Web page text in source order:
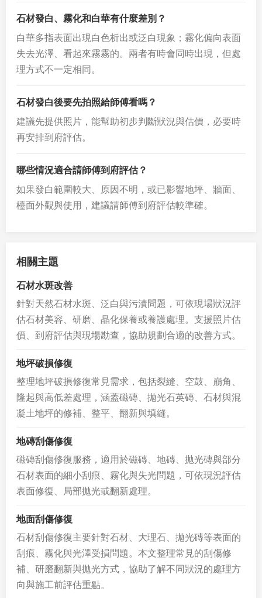
石材發白、霧化和白華有什麼差別？
白華多指表面出現白色析出或泛白現象；霧化偏向表面
失去光澤、看起來霧霧的。兩者有時會同時出現，但處
理方式不一定相同。
石材發白後要先拍照給師傅看嗎？
建議先提供照片，能幫助初步判斷狀況與估價，必要時
再安排到府評估。
哪些情況適合請師傅到府評估？
如果發白範圍較大、原因不明，或已影響地坪、牆面、
檯面外觀與使用，建議請師傅到府評估較準確。
相關主題
石材水斑改善
針對天然石材水斑、泛白與污漬問題，可依現場狀況評
估石材美容、研磨、晶化保養或養護處理。支援照片估
價、到府評估與現場勘查，協助規劃合適的改善方式。
地坪破損修復
整理地坪破損修復常見需求，包括裂縫、空鼓、崩角、
隆起與高低差處理，涵蓋磁磚、拋光石英磚、石材與混
凝土地坪的修補、整平、翻新與填縫。
地磚刮傷修復
磁磚刮傷修復服務，適用於磁磚、地磚、拋光磚與部分
石材表面的細小刮痕、霧化與失光問題，可依現況評估
表面修復、局部拋光或翻新處理。
地面刮傷修復
石材刮傷修復主要針對石材、大理石、拋光磚等表面的
刮痕、霧化與光澤受損問題。本文整理常見的刮傷修
補、研磨翻新與拋光方式，協助了解不同狀況的處理方
向與施工前評估重點。